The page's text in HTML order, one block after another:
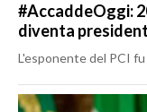
#AccaddeOggi:
diventa
L'esponente del PCI